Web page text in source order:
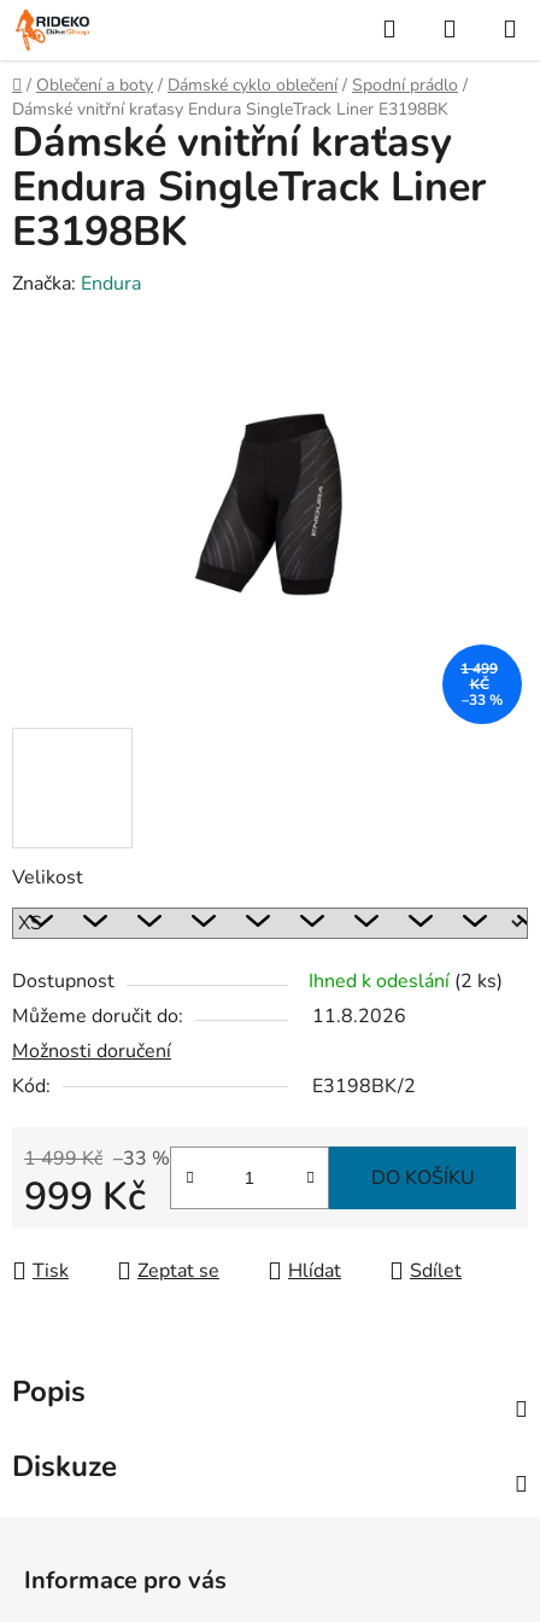
Přejít
na
obsah
Hledat
KOŠÍK
Domů
/ Oblečení a boty / Dámské cyklo oblečení / Spodní prádlo /
Dámské vnitřní kraťasy Endura SingleTrack Liner E3198BK
Velikost
Dostupnost Ihned k odeslání (2 ks)
Můžeme doručit do:
11.8.2026
Možnosti doručení
Kód:
E3198BK/2
1 499 Kč –33 %
999 Kč DO KOŠÍKU
Tisk Zeptat se Hlídat Sdílet
Dámské vnitřní kraťasy
Endura SingleTrack Liner
E3198BK
Značka: Endura
1 499
KČ
–33 %
Popis
Diskuze
Informace pro vás